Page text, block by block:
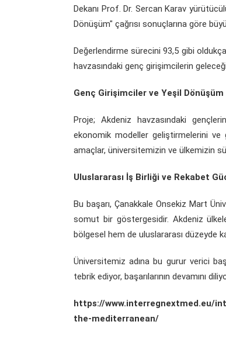
Dekanı Prof. Dr. Sercan Karav
Dönüşüm" çağrısı sonuçlarına göre
Değerlendirme sürecini 93,5 gibi
havzasındaki genç girişimcilerin
Genç Girişimciler ve Yeşil Dönüşüm
Proje; Akdeniz havzasındaki
ekonomik modeller geliştirmelerini
amaçlar, üniversitemizin ve ülkemizin
Uluslararası İş Birliği ve Rekabet
Bu başarı, Çanakkale Onsekiz Mart
somut bir göstergesidir. Akdeniz
bölgesel hem de uluslararası düzeyde
Üniversitemiz adına bu gurur verici
tebrik ediyor, başarılarının devamını
https://www.interregnextmed.eu/
the-mediterranean/